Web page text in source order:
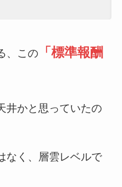
、この「標準報酬
井かと思っていたの
なく、層雲レベルで